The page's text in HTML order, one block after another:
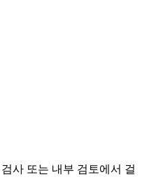
사 또는 내부 검토에서 걸